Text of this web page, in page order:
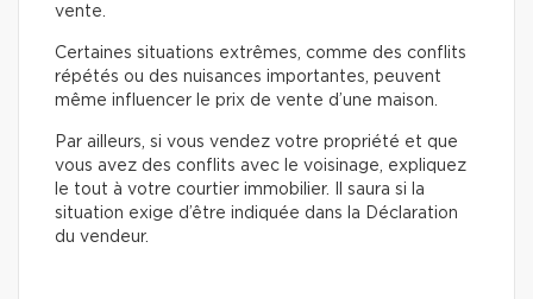
vente.
Certaines situations extrêmes, comme des conflits
répétés ou des nuisances importantes, peuvent
même influencer le prix de vente d’une maison.
Par ailleurs, si vous vendez votre propriété et que
vous avez des conflits avec le voisinage, expliquez
le tout à votre courtier immobilier. Il saura si la
situation exige d’être indiquée dans la Déclaration
du vendeur.